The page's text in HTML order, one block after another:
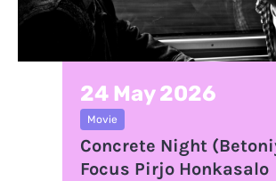
24 May 2026
Movie
Concrete Night
Focus Pirjo Honkasalo